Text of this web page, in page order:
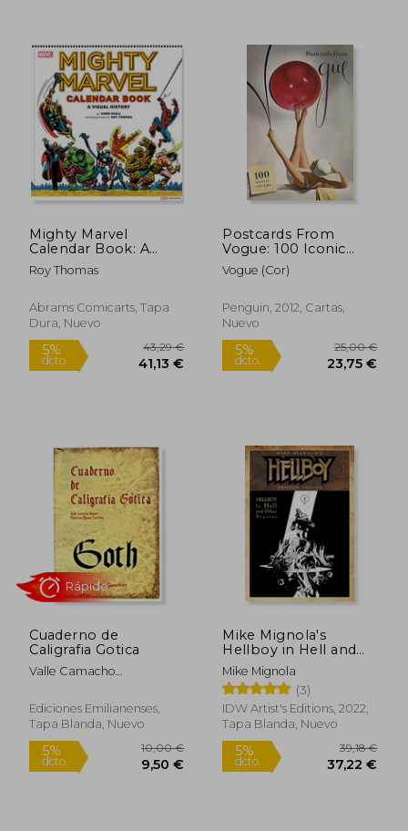
5%
dcto.
10,00 €
9,50 €
5%
dcto.
Mighty Marvel
Calendar Book: A
Visual History: The
Marvel Comics
1981 (en Inglés)
Roy Thomas
Abrams Comicarts, Tapa
Dura, Nuevo
dcto. 41,13 €
Postcards From
Vogue: 100 Iconic
Covers (en Inglés)
Vogue (cor)
Penguin, 2012, Cartas,
Nuevo
5%
dcto.
Cuaderno de
Caligrafia Gotica
Valle Camacho
Sanchez
Ediciones Emilianenses,
Tapa Blanda, Nuevo
Mike Mignola's
Hellboy in Hell and
Other Stories Artisan
Edition (en Inglés)
Mike Mignola
(3)
IDW Artist's Editions, 2022,
Tapa Blanda, Nuevo